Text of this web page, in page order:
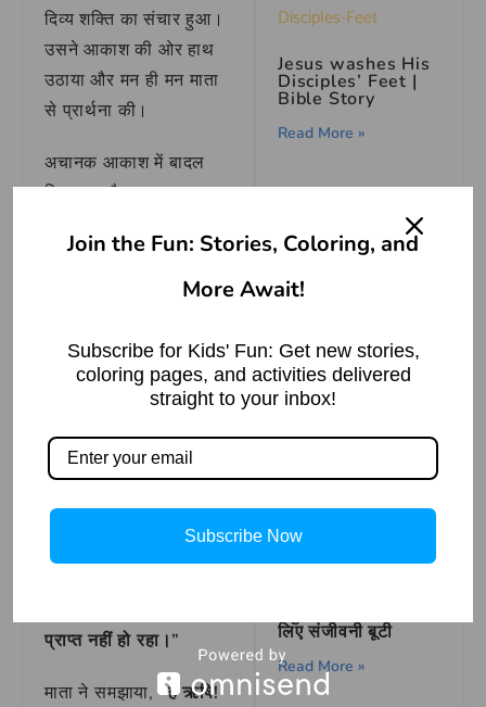
दिव्य शक्ति का संचार हुआ।
उसने आकाश की ओर हाथ
उठाया और मन ही मन माता
से प्रार्थना की।
अचानक आकाश में बादल
घिर आए और मूसलाधार
में खुशी की लहर दौड़ गई।
किसान खुशी से नाचने लगे
लगे।
इसी बीच एक तपस्वी ऋषि
कठोर तपस्या कर रहे थे
नहीं हो रही थी। उन्होंने
से कहा,“हे
प्राप्त नहीं हो रहा।”
माता ने समझाया,“हे ऋषि!
Jesus washes His
Disciples’ Feet |
Bible Story
Read More »
How to Draw A
Step by Step
Monkeys Jumping
Read More »
लिए संजीवनी बूटी
Read More »
Join the Fun: Stories, Coloring, and
More Await!
Subscribe for Kids' Fun: Get new stories,
coloring pages, and activities delivered
straight to your inbox!
Subscribe Now